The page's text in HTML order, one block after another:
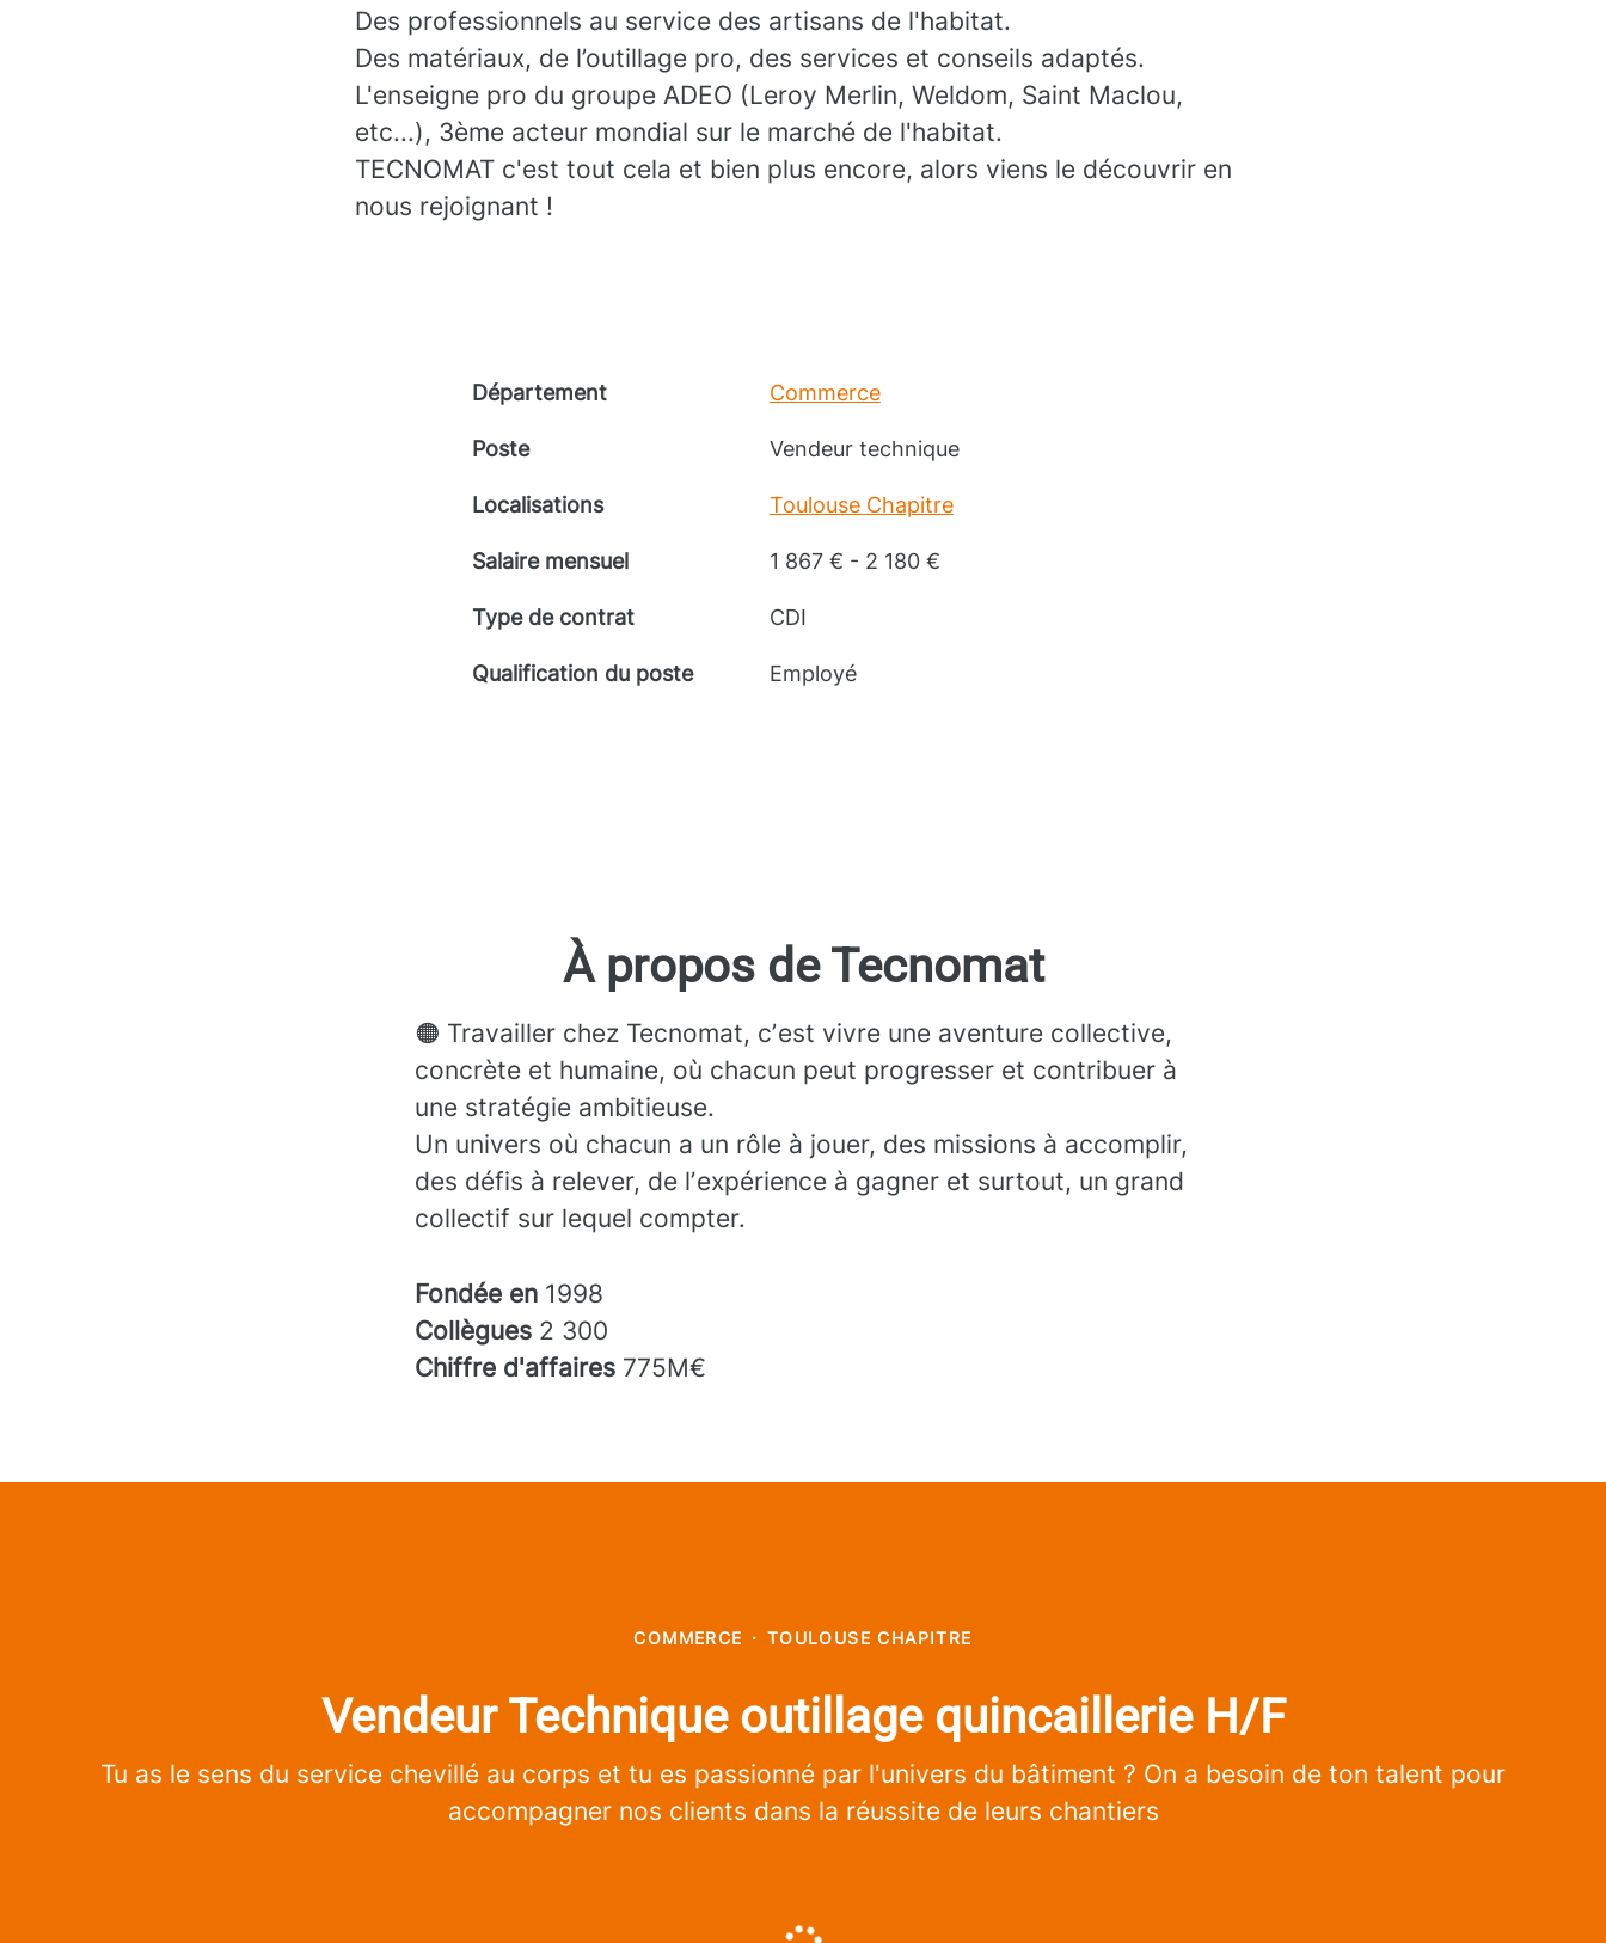
Des professionnels au service des artisans de l'habitat.
Des matériaux, de l’outillage pro, des services et conseils adaptés.
L'enseigne pro du groupe ADEO (Leroy Merlin, Weldom, Saint Maclou,
etc...), 3ème acteur mondial sur le marché de l'habitat.
TECNOMAT c'est tout cela et bien plus encore, alors viens le découvrir en
nous rejoignant !
Département Commerce
Poste Vendeur technique
Localisations Toulouse Chapitre
Salaire mensuel 1 867 € - 2 180 €
Type de contrat CDI
Qualification du poste Employé
À propos de Tecnomat
🟠 Travailler chez Tecnomat, cʼest vivre une aventure collective,
concrète et humaine, où chacun peut progresser et contribuer à
une stratégie ambitieuse.
Un univers où chacun a un rôle à jouer, des missions à accomplir,
des défis à relever, de lʼexpérience à gagner et surtout, un grand
collectif sur lequel compter.
Fondée en 1998
Collègues 2 300
Chiffre d'affaires 775M€
COMMERCE · TOULOUSE CHAPITRE
Vendeur Technique outillage quincaillerie H/F
Tu as le sens du service chevillé au corps et tu es passionné par l'univers du bâtiment ? On a besoin de ton talent pour
accompagner nos clients dans la réussite de leurs chantiers